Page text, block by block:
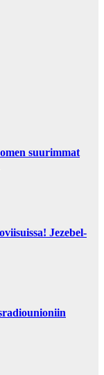
suurimmat
Jezebel-